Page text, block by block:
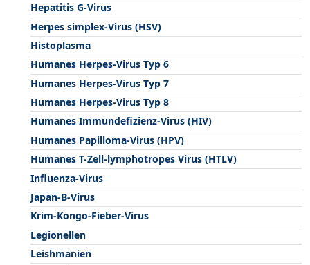
Hepatitis G-Virus
Herpes simplex-Virus (HSV)
Histoplasma
Humanes Herpes-Virus Typ 6
Humanes Herpes-Virus Typ 7
Humanes Herpes-Virus Typ 8
Humanes Immundefizienz-Virus (HIV)
Humanes Papilloma-Virus (HPV)
Humanes T-Zell-lymphotropes Virus (HTLV)
Influenza-Virus
Japan-B-Virus
Krim-Kongo-Fieber-Virus
Legionellen
Leishmanien